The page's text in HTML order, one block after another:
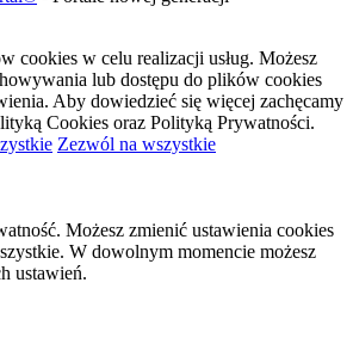
cookies w celu realizacji usług. Możesz
lub dostępu do plików cookies
Aby dowiedzieć się więcej zachęcamy
Cookies oraz Polityką Prywatności.
Zezwól na wszystkie
Możesz zmienić ustawienia cookies
W dowolnym momencie możesz
ustawień.